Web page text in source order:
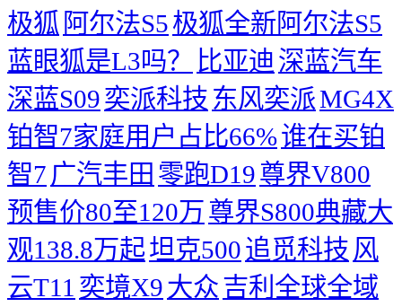
极狐 阿尔法S5极狐全新阿尔法S5
蓝眼狐是L3吗？
比亚迪 深蓝汽车
深蓝S09奕派科技 东风奕派MG4X
铂智7家庭用户占比66%谁在买铂
智7 广汽丰田 零跑D19尊界V800
预售价80至120万尊界S800典藏大
观138.8万起坦克500追觅科技 风
云T11 奕境X9大众吉利全球全域